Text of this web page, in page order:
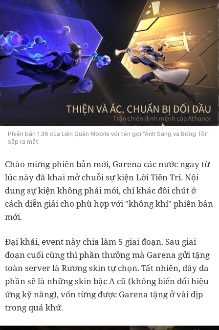
Phiên bản 1.36 của Liên Quân Mobile với tên gọi "Ánh Sáng và Bóng Tối"
sắp ra mắt
Chào mừng phiên bản mới, Garena các nước ngay từ
lúc này đã khai mở chuỗi sự kiện Lời Tiên Tri. Nội
dung sự kiện không phải mới, chỉ khác đôi chút ở
cách diễn giải cho phù hợp với "không khí" phiên bản
mới.
Đại khái, event này chia làm 5 giai đoạn. Sau giai
đoạn cuối cùng thì phần thưởng mà Garena gửi tặng
toàn server là Rương skin tự chọn. Tất nhiên, đây đa
phần sẽ là những skin bậc A cũ (không biến đổi hiệu
ứng kỹ năng), vốn từng được Garena tặng ở vài dịp
trong quá khứ.